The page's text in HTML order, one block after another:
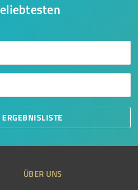
ÜBER UNS